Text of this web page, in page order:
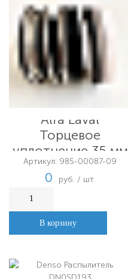
Alfa Laval
Торцевое
уплотнение 35 мм
Артикул: 985-00087-09
0 руб. / шт.
В корзину